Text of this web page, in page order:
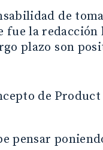
de
la
plazo son
de
pensar